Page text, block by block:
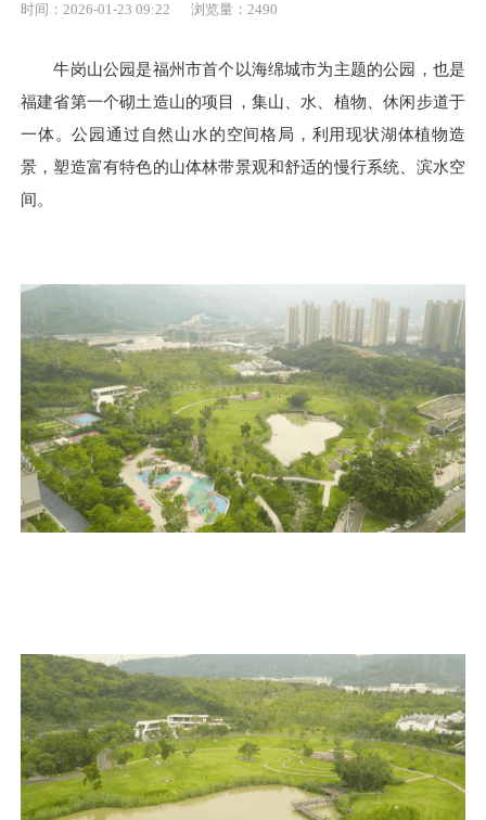
时间：2026-01-23 09:22 浏览量：2490
牛岗山公园是福州市首个以海绵城市为主题的公园，也是
福建省第一个砌土造山的项目，集山、水、植物、休闲步道于
一体。公园通过自然山水的空间格局，利用现状湖体植物造
景，塑造富有特色的山体林带景观和舒适的慢行系统、滨水空
间。